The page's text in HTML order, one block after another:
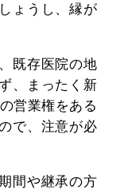
ょうし、縁が
既存医院の地
、まったく新
営業権をある
で、注意が必
間や継承の方